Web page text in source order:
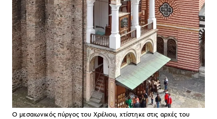
Ο μεσαιωνικός πύργος του Χρέλιου, χτίστηκε στις αρχές του